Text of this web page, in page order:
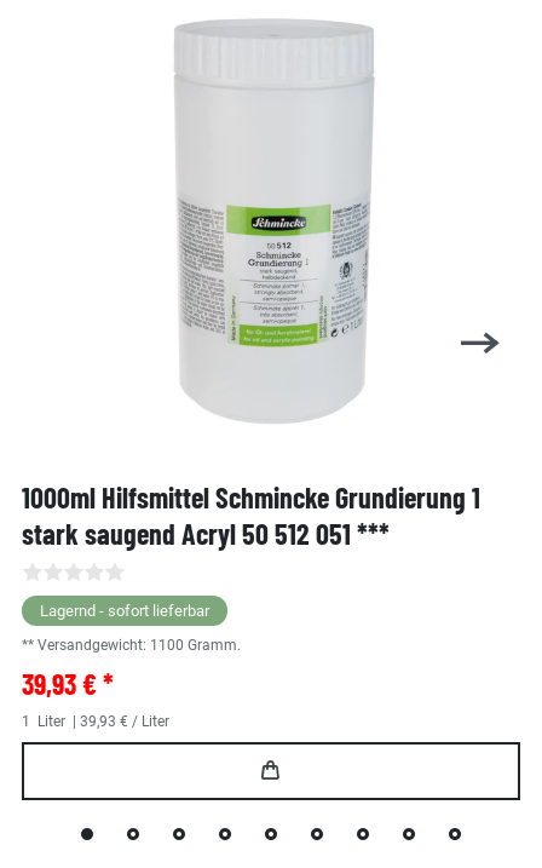
1000ml Hilfsmittel Schmincke Grundierung 1
stark saugend Acryl 50 512 051 ***
Lagernd - sofort lieferbar
** Versandgewicht: 1100 Gramm.
39,93 € *
1 Liter | 39,93 € / Liter